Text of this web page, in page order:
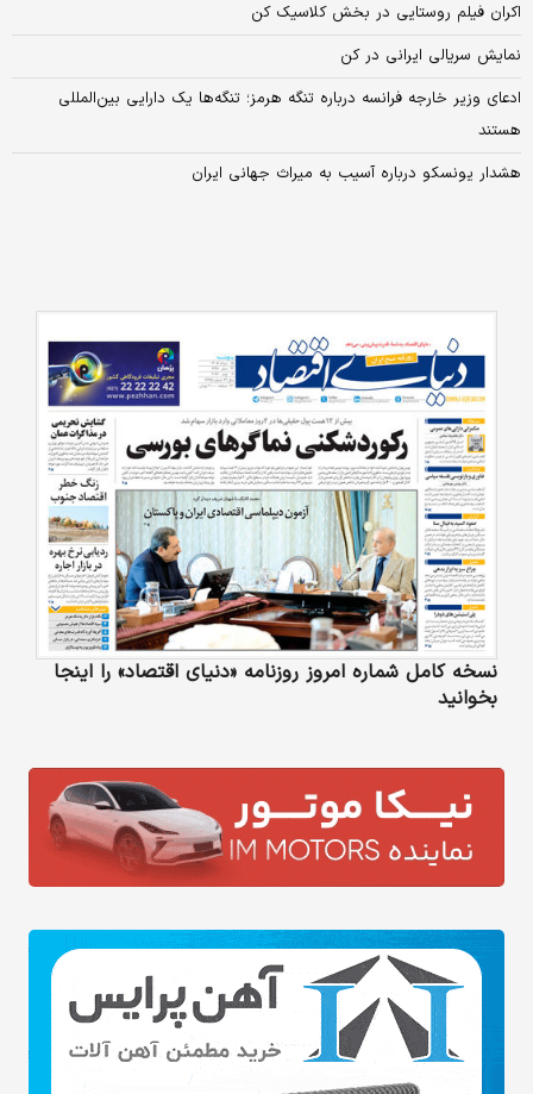
اکران فیلم روستایی در بخش کلاسیک کن
نمایش سریالی ایرانی در کن
ادعای وزیر خارجه فرانسه درباره تنگه هرمز؛ تنگه‌ها یک دارایی بین‌المللی
هستند
هشدار یونسکو درباره آسیب به میراث جهانی ایران
نسخه کامل شماره امروز روزنامه «دنیای‌ اقتصاد» را اینجا
بخوانید